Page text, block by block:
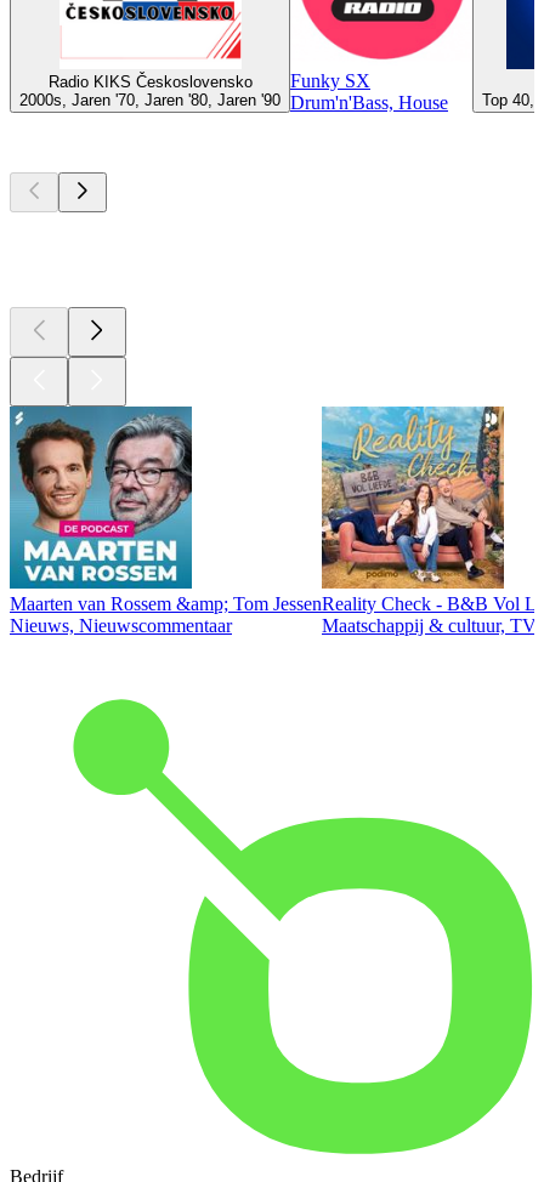
Radio KIKS Československo
2000s, Jaren '70, Jaren '80, Jaren '90
Funky SX
Drum'n'Bass, House
Top 40,
Maarten van Rossem &amp; Tom Jessen
Nieuws, Nieuwscommentaar
Reality Check - B&B Vol
Maatschappij & cultuur,
Bedrijf